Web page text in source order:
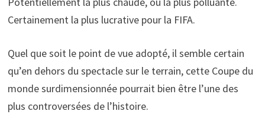
Certainement la plus lucrative pour la FIFA.
Quel que soit le point de vue adopté, il semble certain
qu’en dehors du spectacle sur le terrain, cette Coupe du
monde surdimensionnée pourrait bien être l’une des
plus controversées de l’histoire.